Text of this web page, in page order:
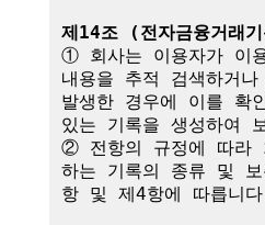
제14조 (전자금융거래
① 회사는 이용자가 이
내용을 추적 검색하거
발생한 경우에 이를 확
있는 기록을 생성하여
② 전항의 규정에 따라
하는 기록의 종류 및
항 및 제4항에 따릅니